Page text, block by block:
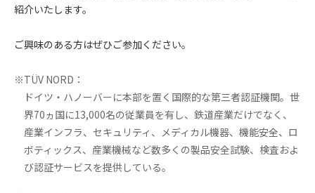
紹介いたします。
ご興味のある方はぜひご参加ください。
※TÜV NORD：
ドイツ・ハノーバーに本部を置く国際的な第三者認証機関。世
界70ヵ国に13,000名の従業員を有し、鉄道産業だけでなく、
産業インフラ、セキュリティ、メディカル機器、機能安全、ロ
ボティックス、産業機械など数多くの製品安全試験、検査およ
び認証サービスを提供している。